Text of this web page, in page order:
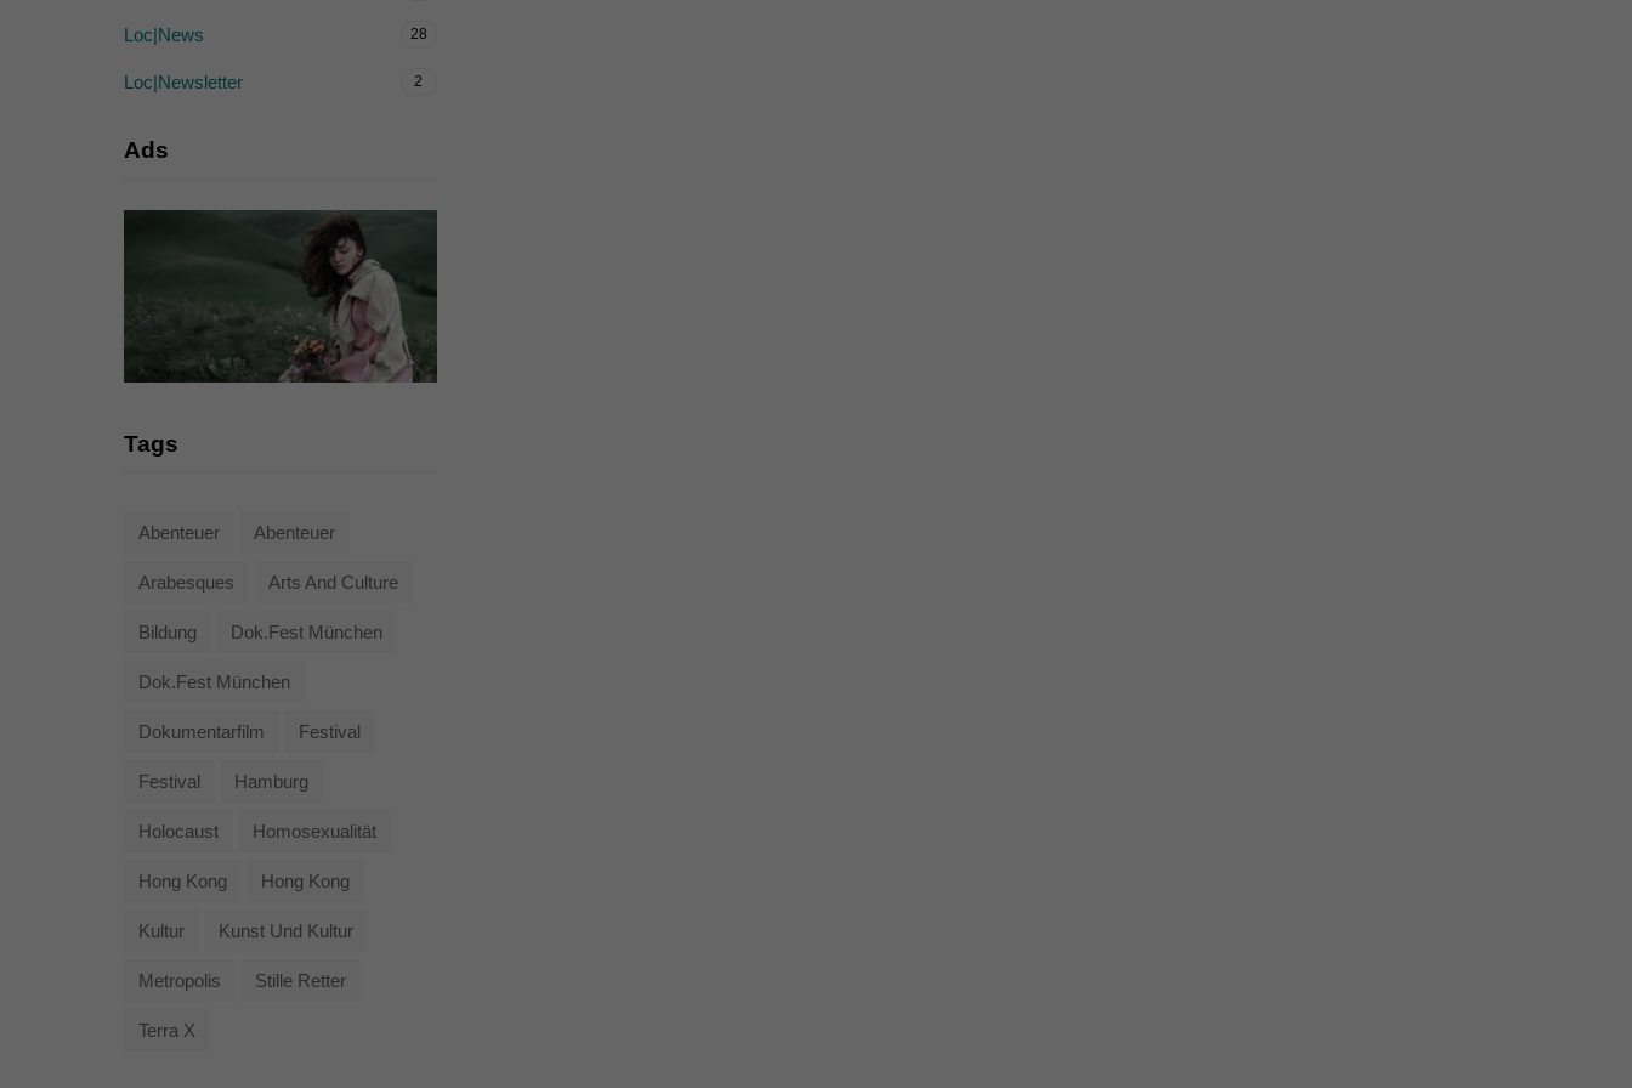
Loc|News 28
Loc|Newsletter 2
Ads
Tags
Abenteuer Abenteuer
Arabesques Arts And Culture
Bildung Dok.fest München
Dok.fest München
Dokumentarfilm Festival
Festival Hamburg
Holocaust Homosexualität
Hong Kong Hong Kong
Kultur Kunst Und Kultur
Metropolis Stille Retter
Terra X